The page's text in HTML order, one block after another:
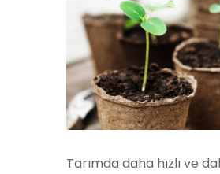
Tarımda daha hızlı ve